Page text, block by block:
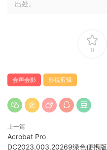
出处。
0
会声会影 影视剪辑
上一篇
Acrobat Pro
DC2023.003.20269绿色便携版